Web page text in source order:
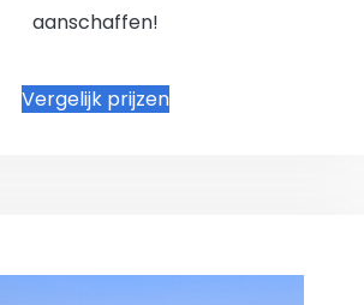
aanschaffen!
Vergelijk prijzen